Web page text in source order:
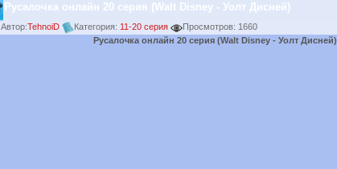
Русалочка онлайн 20 серия (Walt Disney - Уолт Дисней)
Автор:TehnoiD Категория: 11-20 серия
Просмотров: 1660
Русалочка онлайн 20 серия (Walt Disney - Уолт Дисней)